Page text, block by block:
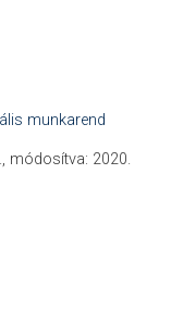
munkarend
módosítva: 2020.